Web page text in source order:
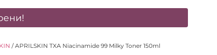
/ APRILSKIN TXA Niacinamide 99 Milky Toner 150ml